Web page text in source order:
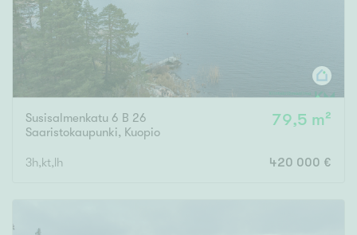
Susisalmenkatu 6 B 26
Saaristokaupunki, Kuopio
79,5 m²
3h,kt,lh 420 000 €